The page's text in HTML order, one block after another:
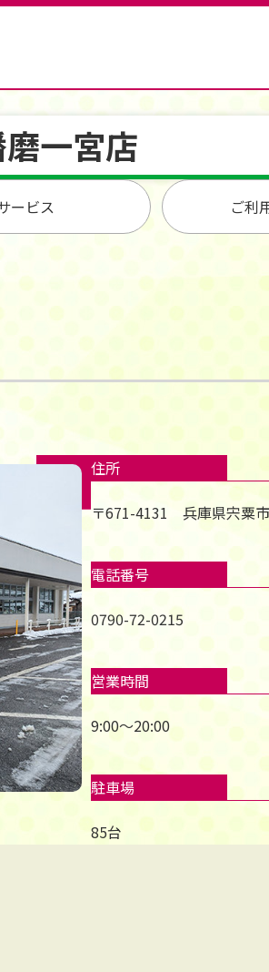
一宮店
ービス ご利
住所
〒671-4131 兵庫県宍粟
電話番号
0790-72-0215
営業時間
9:00～20:00
駐車場
85台